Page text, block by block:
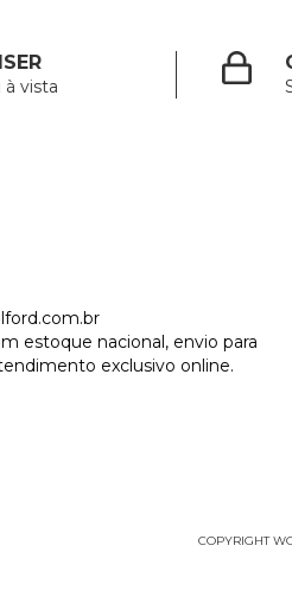
vista
estoque nacional, envio para
exclusivo online.
COPYRIGHT